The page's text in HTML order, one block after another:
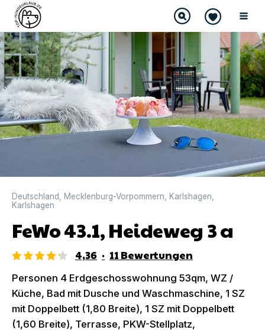
DIREKT BUCHBAR
Deutschland Mecklenburg-Vorpommern Karlshagen
Karlshagen
FeWo 43.1, Heideweg 3 a
4,36 · 11 Bewertungen
Personen 4 Erdgeschosswohnung 53qm, WZ /
Küche, Bad mit Dusche und Waschmaschine, 1 SZ
mit Doppelbett (1,80 Breite), 1 SZ mit Doppelbett
(1,60 Breite), Terrasse, PKW-Stellplatz,